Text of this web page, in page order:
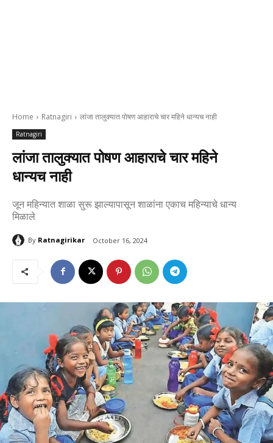
Home Ratnagiri लांजा तालुक्यात पोषण आहाराचे चार महिने धान्यच नाही
Ratnagiri
लांजा तालुक्यात पोषण आहाराचे चार महिने
धान्यच नाही
जून महिन्यात शाळा सुरू झाल्यापासून शाळांना एकाच महिन्याचे धान्य
मिळाले.
By Ratnagirikar October 16, 2024